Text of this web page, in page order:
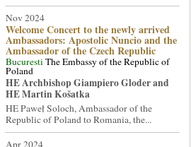
Nov 2024
Welcome Concert to the newly arrived
Ambassadors: Apostolic Nuncio and the
Ambassador of the Czech Republic
BucurestiThe Embassy of the Republic of
Poland
HE Archbishop Giampiero Gloder and
HE Martin Košatka
HE Paweł Soloch, Ambassador of the
Republic of Poland to Romania, the...
Apr 2024